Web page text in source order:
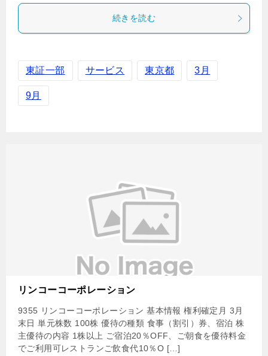
続きを読む
東証一部 サービス 東京都 3月
9月
リンコーコーポレーション
9355 リンコーコーポレーション 基本情報 権利確定月 3月
末日 単元株数 100株 優待の種類 食事（割引）券、宿泊 株
主優待の内容 1株以上 ご宿泊20％OFF、ご朝食を優待料金
でご利用可レストランご飲食代10％O […]